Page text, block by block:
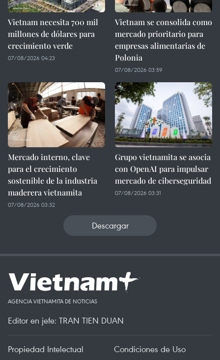
Vietnam necesita 700 mil
millones de dólares para
crecimiento verde
07/08/2026 04:23
Vietnam se consolida como
mercado prioritario para
empresas alimentarias de
Polonia
07/08/2026 03:59
Mercado interno, clave
para el crecimiento
sostenible de la industria
maderera vietnamita
07/08/2026 03:32
Grupo vietnamita se asocia
con OpenAI para impulsar
mercado de ciberseguridad
07/08/2026 03:31
Descargar
AGENCIA VIETNAMITA DE NOTICIAS
Editor en jefe: TRAN TIEN DUAN
Propiedad Intelectual Condiciones de Uso